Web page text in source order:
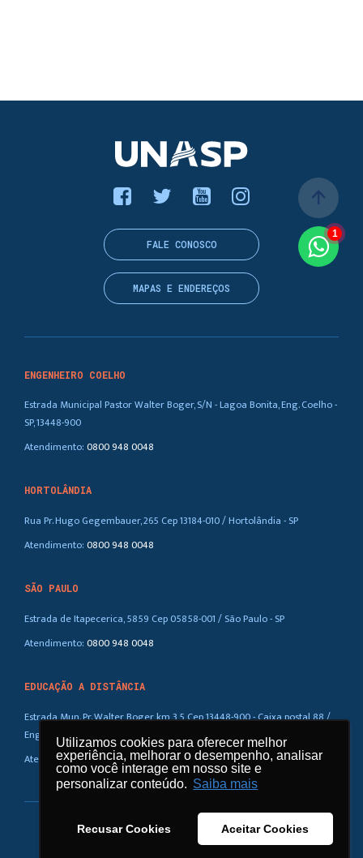
Utilizamos cookies para oferecer melhor
experiência, melhorar o desempenho, analisar
como você interage em nosso site e
personalizar conteúdo. Saiba mais
Recusar Cookies Aceitar Cookies
Utilizamos cookies para oferecer melhor
experiência, melhorar o desempenho, analisar
como você interage em nosso site e
personalizar conteúdo. Saiba mais
Recusar Cookies Aceitar Cookies
ENGENHEIRO COELHO
Estrada Municipal Pastor Walter Boger, S/N - Lagoa Bonita, Eng. Coelho -
SP, 13448-900
Atendimento:0800 948 0048
HORTOLÂNDIA
Rua Pr. Hugo Gegembauer, 265 Cep 13184-010 / Hortolândia - SP
Atendimento:0800 948 0048
SÃO PAULO
Estrada de Itapecerica, 5859 Cep 05858-001 / São Paulo - SP
Atendimento:0800 948 0048
EDUCAÇÃO A DISTÂNCIA
Estrada Mun. Pr. Walter Boger, km 3,5 Cep 13448-900 - Caixa postal 88 /
Eng. Coelho – SP
Atendimento:0800 948 0048
FALE CONOSCO
MAPAS E ENDEREÇOS
arrow_upward
1